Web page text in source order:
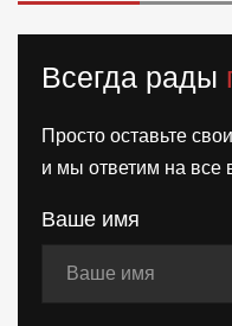
Всегда рады
Просто оставьте
и мы ответим на все
Ваше имя